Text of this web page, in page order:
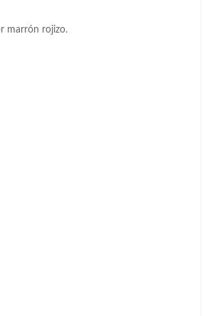
marrón rojizo.